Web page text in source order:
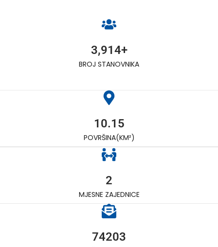
BROJ STANOVNIKA
4,137+
POVRŠINA(KM²)
10.15
MJESNE ZAJEDNICE
2
74203